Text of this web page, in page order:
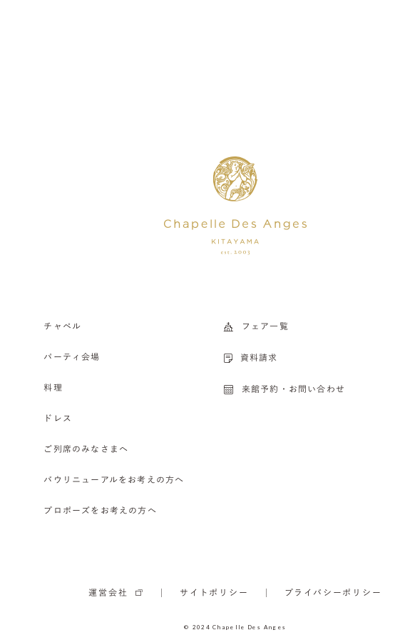
チャペル
パーティ会場
料理
ドレス
ご列席のみなさまへ
バウリニューアルをお考えの方へ
プロポーズをお考えの方へ
フェア一覧
資料請求
来館予約・お問い合わせ
運営会社 サイトポリシー プライバシーポリシー
© 2024 Chapelle Des Anges